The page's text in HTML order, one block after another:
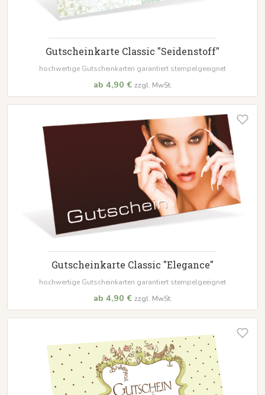
Gutscheinkarte Classic "Seidenstoff"
hochwertige Gutscheinkarten garantiert stempelgeeignet
ab 4,90 € zzgl. MwSt.
Gutscheinkarte Classic "Elegance"
hochwertige Gutscheinkarten garantiert stempelgeeignet
ab 4,90 € zzgl. MwSt.